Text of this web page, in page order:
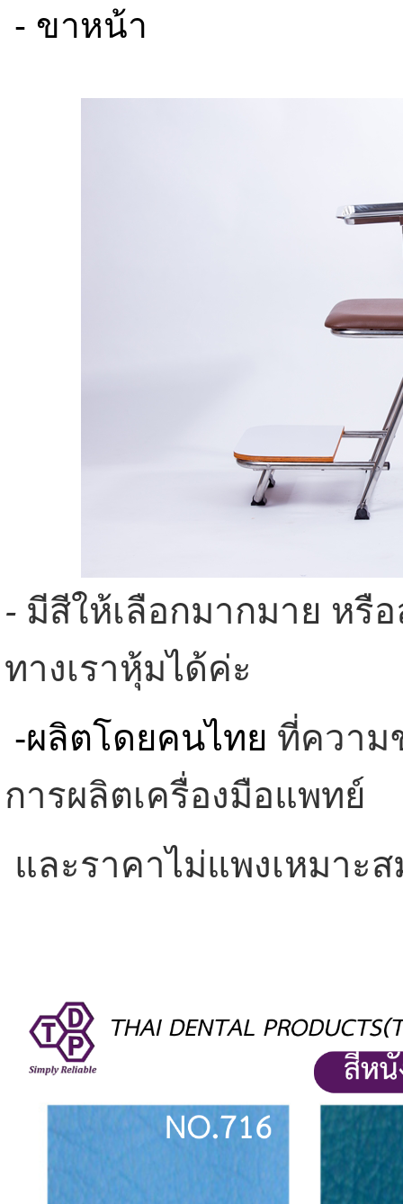
- ขาหน้า
- มีสีให้เลือกมากมาย หรื
ทางเราหุ้มได้ค่ะ
-ผลิตโดยคนไทย ที่ความ
การผลิตเครื่องมือแพทย์
และราคาไม่แพงเหมาะ